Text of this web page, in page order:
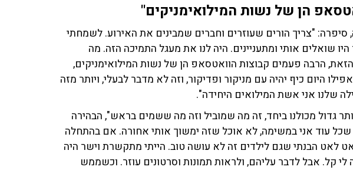
הן של נשות המילואימניקים"
"צריך הורים שעוזרים וחברים שמבינים את האירוע. לשמחתי
שואלים אותי ומתעניינים. היה לנו את מעגל התמיכה הזה. מה
הרבה פעמים קבוצות הוואטסאפ הן של נשות המילואימניקים,
היום כיף יהיה עם מניקור ופדיקור, וזה לא מדבר לבעלי, ויותר מזה
שלנו אני אשת המילואים היחידה".
גדול מכולנו ביחד, זה מה שמוביל וזה מה ששמים בראש", הבהירה
שכל עוד אני במשימה, לא אוכל שזה ימשוך אותי אחורה. אם בהתחלה
לאט הבנתי שגם לילדים זה לא עושה טוב. הייתי מתקשרת וישר היה
קל. אבל לדבר עליהם, ולראות תמונות וסרטונים עוזר. וכשממש